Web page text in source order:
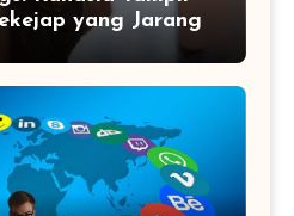
yang Jarang